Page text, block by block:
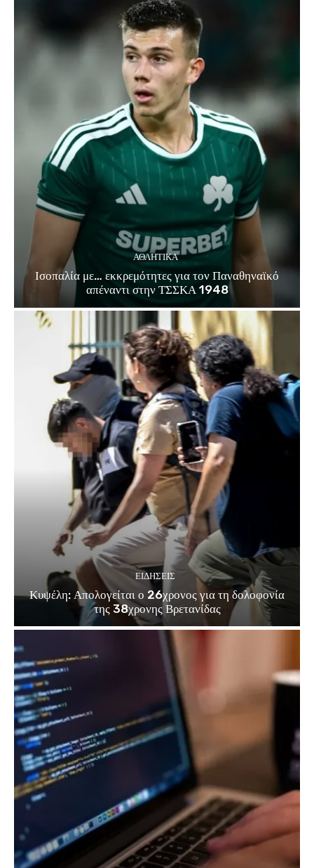
ΑΘΛΗΤΙΚΑ
Ισοπαλία με… εκκρεμότητες για τον Παναθηναϊκό
απέναντι στην ΤΣΣΚΑ 1948
ΕΙΔΗΣΕΙΣ
Κυψέλη: Απολογείται ο 26χρονος για τη δολοφονία
της 38χρονης Βρετανίδας